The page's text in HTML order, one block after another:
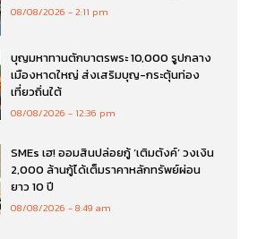
08/08/2026 2:11 pm
บุญมหาทานตักบาตรพระ 10,000 รูปกลาง
เมืองหาดใหญ่ ส่งเสริมบุญ-กระตุ้นท่อง
เที่ยวถิ่นใต้
08/08/2026 12:36 pm
SMEs เฮ! ออมสินปล่อยกู้ ‘เติมตังค์’ วงเงิน
2,000 ล้านกู้ได้เต็มราคาหลักทรัพย์ผ่อน
ยาว 10 ปี
08/08/2026 8:49 am